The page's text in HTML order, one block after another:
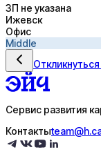
ЗП не указана
Ижевск
Офис
Middle
Сервис развития
Контакты